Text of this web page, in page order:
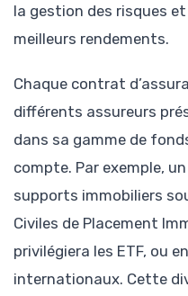
la gestion des risques
meilleurs rendements.
Chaque contrat
différents assureurs
dans sa gamme de
compte. Par exemple,
supports immobiliers
Civiles de Placement
privilégiera les ETF, ou
internationaux. Cette